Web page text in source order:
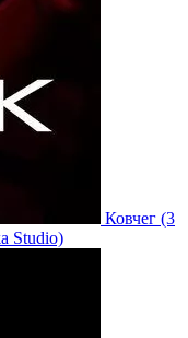
Ковчег (3
Studio)